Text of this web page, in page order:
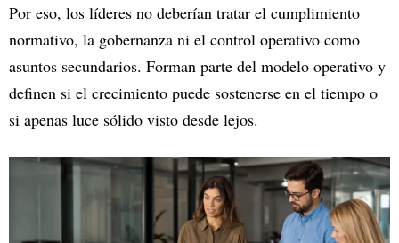
Por eso, los líderes no deberían tratar el cumplimiento
normativo, la gobernanza ni el control operativo como
asuntos secundarios. Forman parte del modelo operativo y
definen si el crecimiento puede sostenerse en el tiempo o
si apenas luce sólido visto desde lejos.